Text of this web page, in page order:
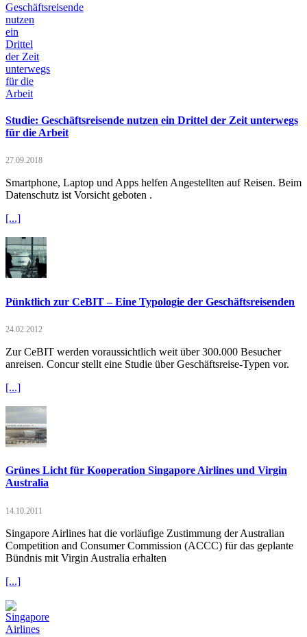
Studie: Geschäftsreisende nutzen ein Drittel der Zeit unterwegs
für die Arbeit
27.09.2018
Smartphone, Laptop und Apps helfen Angestellten auf Reisen. Beim
Datenschutz ist Vorsicht geboten .
[...]
Pünktlich zur CeBIT – Eine Typologie der Geschäftsreisenden
24.02.2012
Zur CeBIT werden voraussichtlich weit über 300.000 Besucher
anreisen. Concur stellt eine Studie über Geschäftsreise-Typen vor.
[...]
Grünes Licht für Kooperation Singapore Airlines und Virgin
Australia
14.10.2011
Singapore Airlines hat die vorläufige Zustimmung der Australian
Competition and Consumer Commission (ACCC) für das geplante
Bündnis mit Virgin Australia erhalten
[...]